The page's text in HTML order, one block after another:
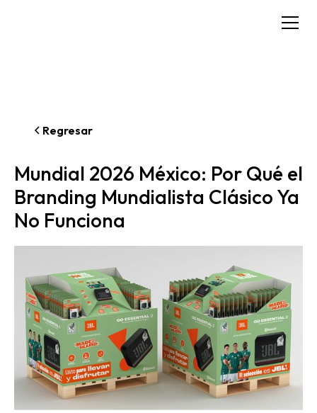
Regresar
Mundial 2026 México: Por Qué el
Branding Mundialista Clásico Ya
No Funciona